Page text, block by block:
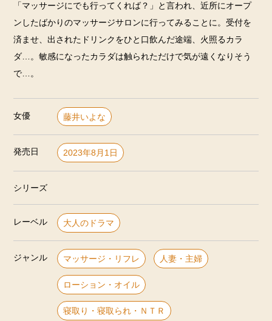
「マッサージにでも行ってくれば？」と言われ、近所にオープ
ンしたばかりのマッサージサロンに行ってみることに。受付を
済ませ、出されたドリンクをひと口飲んだ途端、火照るカラ
ダ…。敏感になったカラダは触られただけで気が遠くなりそう
で…。
女優 藤井いよな
発売日 2023年8月1日
シリーズ
レーベル 大人のドラマ
ジャンル マッサージ・リフレ 人妻・主婦
ローション・オイル
寝取り・寝取られ・ＮＴＲ